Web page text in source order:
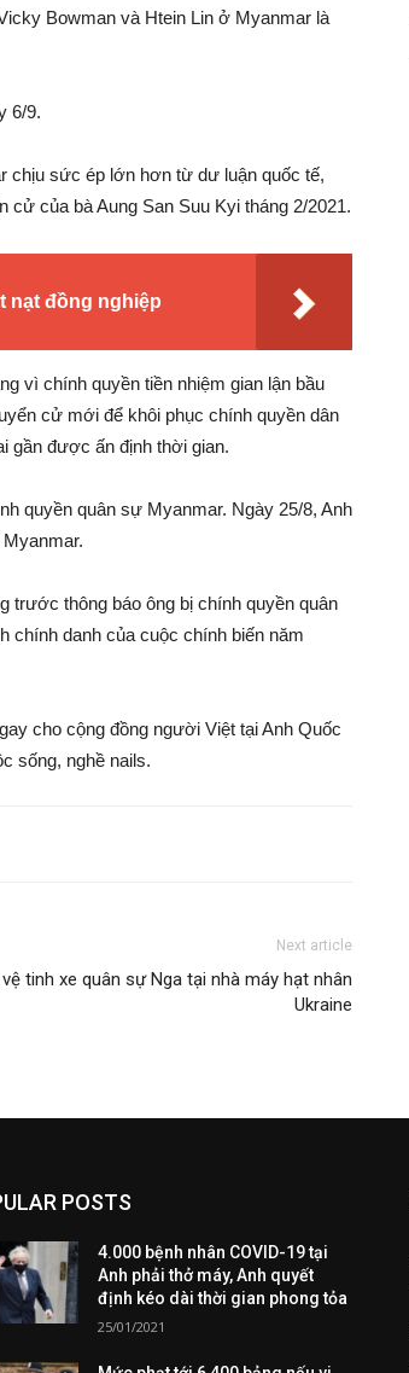
Bowman và Htein Lin ở Myanmar là
6/9.
chịu sức ép lớn hơn từ dư luận quốc tế,
cử của bà Aung San Suu Kyi tháng 2/2021.
nạt đồng nghiệp
vì chính quyền tiền nhiệm gian lận bầu
cử mới để khôi phục chính quyền dân
gần được ấn định thời gian.
quyền quân sự Myanmar. Ngày 25/8, Anh
trước thông báo ông bị chính quyền quân
danh của cuộc chính biến năm
cho cộng đồng người Việt tại Anh Quốc
sống, nghề nails.
Next article
tinh xe quân sự Nga tại nhà máy hạt nhân
Ukraine
POSTS
4.000 bệnh nhân COVID-19 tại
Anh phải thở máy, Anh quyết
định kéo dài thời gian phong tỏa
25/01/2021